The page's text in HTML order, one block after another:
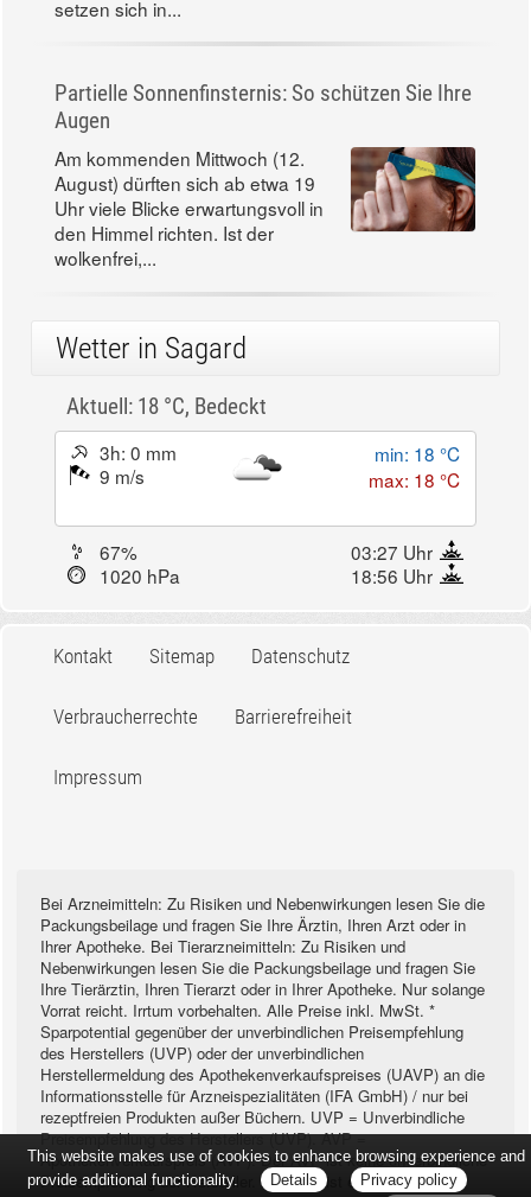
setzen sich in...
Partielle Sonnenfinsternis: So schützen Sie Ihre
Augen
Am kommenden Mittwoch (12.
August) dürften sich ab etwa 19
Uhr viele Blicke erwartungsvoll in
den Himmel richten. Ist der
wolkenfrei,...
Wetter in Sagard
Aktuell: 18 °C, Bedeckt
3h: 0 mm
9 m/s
min: 18 °C
max: 18 °C
67%
03:27 Uhr
1020 hPa
18:56 Uhr
Kontakt Sitemap Datenschutz
Verbraucherrechte Barrierefreiheit
Impressum
Bei Arzneimitteln: Zu Risiken und Nebenwirkungen lesen Sie die
Packungsbeilage und fragen Sie Ihre Ärztin, Ihren Arzt oder in
Ihrer Apotheke. Bei Tierarzneimitteln: Zu Risiken und
Nebenwirkungen lesen Sie die Packungsbeilage und fragen Sie
Ihre Tierärztin, Ihren Tierarzt oder in Ihrer Apotheke. Nur solange
Vorrat reicht. Irrtum vorbehalten. Alle Preise inkl. MwSt. *
Sparpotential gegenüber der unverbindlichen Preisempfehlung
des Herstellers (UVP) oder der unverbindlichen
Herstellermeldung des Apothekenverkaufspreises (UAVP) an die
Informationsstelle für Arzneispezialitäten (IFA GmbH) / nur bei
rezeptfreien Produkten außer Büchern. UVP = Unverbindliche
Preisempfehlung des Herstellers (UVP). AVP =
Apothekenverkaufspreis (AVP). Der AVP ist keine unverbindliche
Preisempfehlung der Hersteller. Der AVP ist ein von den
This website makes use of cookies to enhance browsing experience and
provide additional functionality.
Details Privacy policy